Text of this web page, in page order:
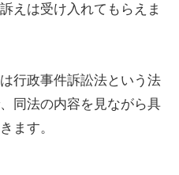
えは受け入れてもらえま
行政事件訴訟法という法
同法の内容を見ながら具
ます。